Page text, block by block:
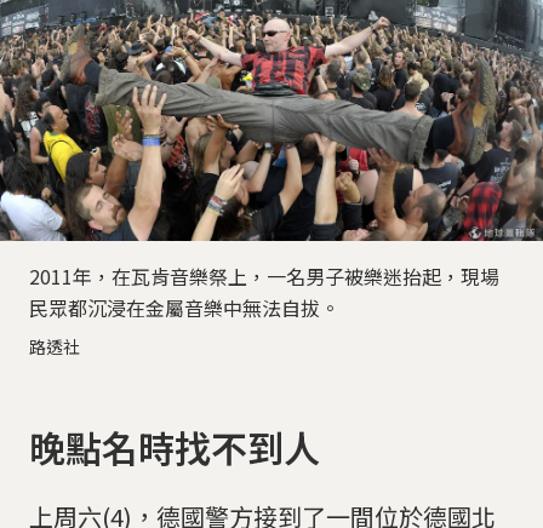
2011年，在瓦肯音樂祭上，一名男子被樂迷抬起，現場
民眾都沉浸在金屬音樂中無法自拔。
路透社
晚點名時找不到人
上周六(4)，德國警方接到了一間位於德國北